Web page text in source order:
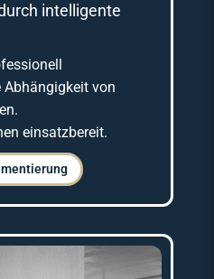
intelligente
Abhängigkeit von
einsatzbereit.